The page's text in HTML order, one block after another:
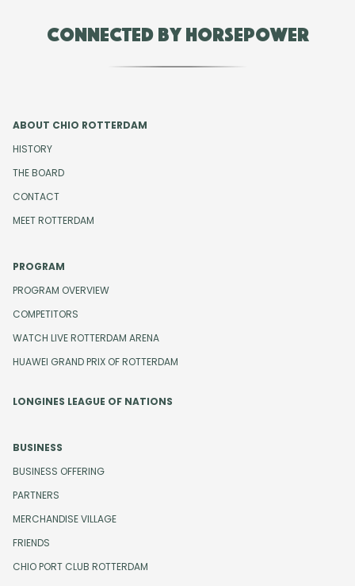
Connected by Horsepower
ABOUT CHIO ROTTERDAM
HISTORY
THE BOARD
CONTACT
MEET ROTTERDAM
PROGRAM
PROGRAM OVERVIEW
COMPETITORS
WATCH LIVE ROTTERDAM ARENA
HUAWEI GRAND PRIX OF ROTTERDAM
LONGINES LEAGUE OF NATIONS
BUSINESS
BUSINESS OFFERING
PARTNERS
MERCHANDISE VILLAGE
FRIENDS
CHIO PORT CLUB ROTTERDAM